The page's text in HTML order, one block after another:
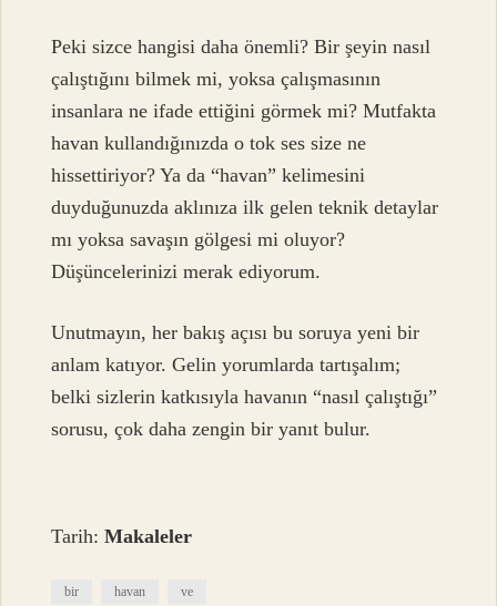
Peki sizce hangisi daha önemli? Bir şeyin nasıl
çalıştığını bilmek mi, yoksa çalışmasının
insanlara ne ifade ettiğini görmek mi? Mutfakta
havan kullandığınızda o tok ses size ne
hissettiriyor? Ya da “havan” kelimesini
duyduğunuzda aklınıza ilk gelen teknik detaylar
mı yoksa savaşın gölgesi mi oluyor?
Düşüncelerinizi merak ediyorum.
Unutmayın, her bakış açısı bu soruya yeni bir
anlam katıyor. Gelin yorumlarda tartışalım;
belki sizlerin katkısıyla havanın “nasıl çalıştığı”
sorusu, çok daha zengin bir yanıt bulur.
Tarih:Makaleler
bir havan ve